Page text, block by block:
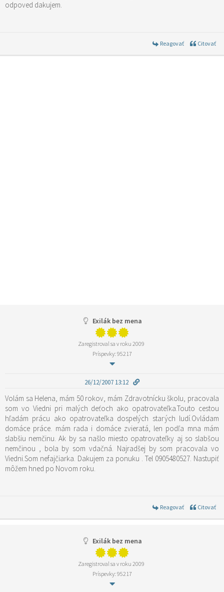
odpoved dakujem.
Reagovať Citovať
Exilák bez mena
Zaregistroval sa v roku 2009
Príspevky: 95217
26/12/2007 13:12
Volám sa Helena, mám 50 rokov, mám Zdravotnícku školu, pracovala
som vo Viedni pri malých deťoch ako opatrovateľka.Touto cestou
hľadám prácu ako opatrovateľka dospelých starých ludí.Ovládam
domáce práce. mám rada i domáce zvieratá, len podľa mna mám
slabšiu nemčinu. Ak by sa našlo miesto opatrovateľky aj so slabšou
nemčinou , bola by som vdačná. Najradšej by som pracovala vo
Viedni.Som nefajčiarka. Dakujem za ponuku . Tel 0905480527. Nastupiť
môžem hned po Novom roku.
Reagovať Citovať
Exilák bez mena
Zaregistroval sa v roku 2009
Príspevky: 95217